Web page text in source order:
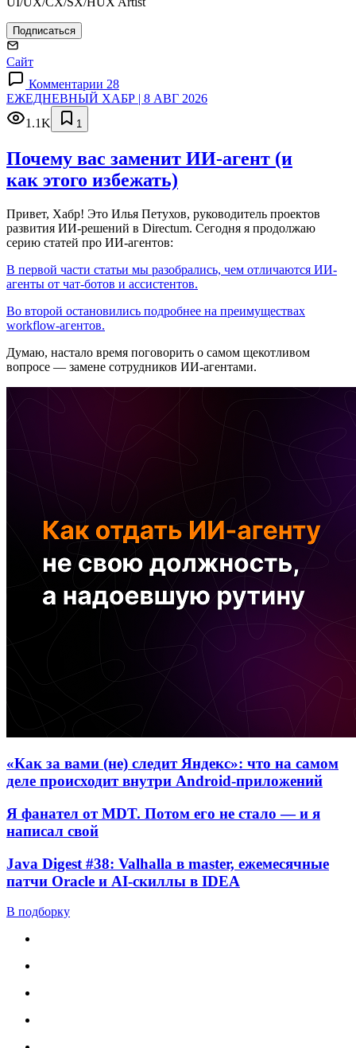
Подписаться
Сайт
Комментарии 28
ЕЖЕДНЕВНЫЙ ХАБР | 8 АВГ 2026
1.1K
1
Почему вас заменит ИИ‑агент (и
как этого избежать)
Привет, Хабр! Это Илья Петухов, руководитель проектов
развития ИИ-решений в Directum. Сегодня я продолжаю
серию статей про ИИ-агентов:
В первой части статьи мы разобрались, чем отличаются ИИ-
агенты от чат-ботов и ассистентов.
Во второй остановились подробнее на преимуществах
workflow-агентов.
Думаю, настало время поговорить о самом щекотливом
вопросе — замене сотрудников ИИ-агентами.
«Как за вами (не) следит Яндекс»: что на самом
деле происходит внутри Android-приложений
Я фанател от MDT. Потом его не стало — и я
написал свой
Java Digest #38: Valhalla в master, ежемесячные
патчи Oracle и AI-скиллы в IDEA
В подборку